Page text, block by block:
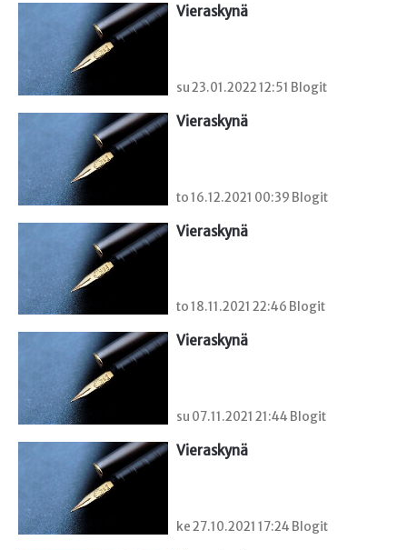
Vieraskynä
su 23.01.2022 12:51 Blogit
Vieraskynä
to 16.12.2021 00:39 Blogit
Vieraskynä
to 18.11.2021 22:46 Blogit
Vieraskynä
su 07.11.2021 21:44 Blogit
Vieraskynä
ke 27.10.2021 17:24 Blogit